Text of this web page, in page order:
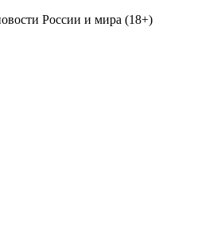
России и мира (18+)